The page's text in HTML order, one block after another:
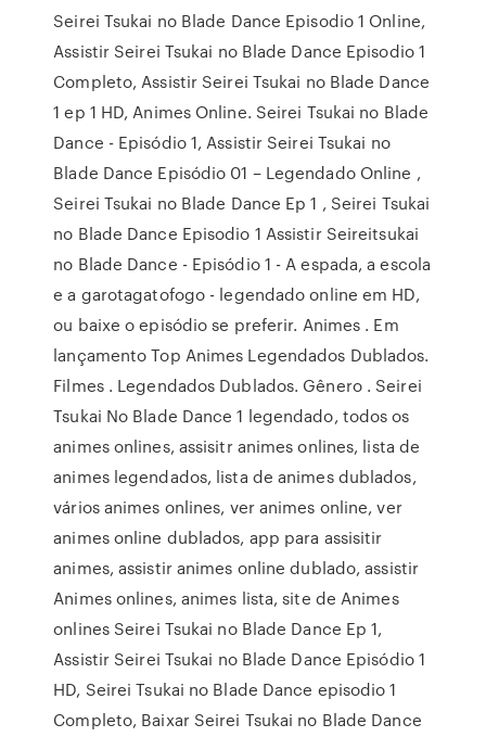
Seirei Tsukai no Blade Dance Episodio 1 Online,
Assistir Seirei Tsukai no Blade Dance Episodio 1
Completo, Assistir Seirei Tsukai no Blade Dance
1 ep 1 HD, Animes Online. Seirei Tsukai no Blade
Dance - Episódio 1, Assistir Seirei Tsukai no
Blade Dance Episódio 01 – Legendado Online ,
Seirei Tsukai no Blade Dance Ep 1 , Seirei Tsukai
no Blade Dance Episodio 1 Assistir Seireitsukai
no Blade Dance - Episódio 1 - A espada, a escola
e a garotagatofogo - legendado online em HD,
ou baixe o episódio se preferir. Animes . Em
lançamento Top Animes Legendados Dublados.
Filmes . Legendados Dublados. Gênero . Seirei
Tsukai No Blade Dance 1 legendado, todos os
animes onlines, assisitr animes onlines, lista de
animes legendados, lista de animes dublados,
vários animes onlines, ver animes online, ver
animes online dublados, app para assisitir
animes, assistir animes online dublado, assistir
Animes onlines, animes lista, site de Animes
onlines Seirei Tsukai no Blade Dance Ep 1,
Assistir Seirei Tsukai no Blade Dance Episódio 1
HD, Seirei Tsukai no Blade Dance episodio 1
Completo, Baixar Seirei Tsukai no Blade Dance